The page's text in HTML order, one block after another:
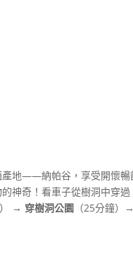
地——納帕谷，享受開懷
神奇！看車子從樹洞中
→ 穿樹洞公園 （25分鐘